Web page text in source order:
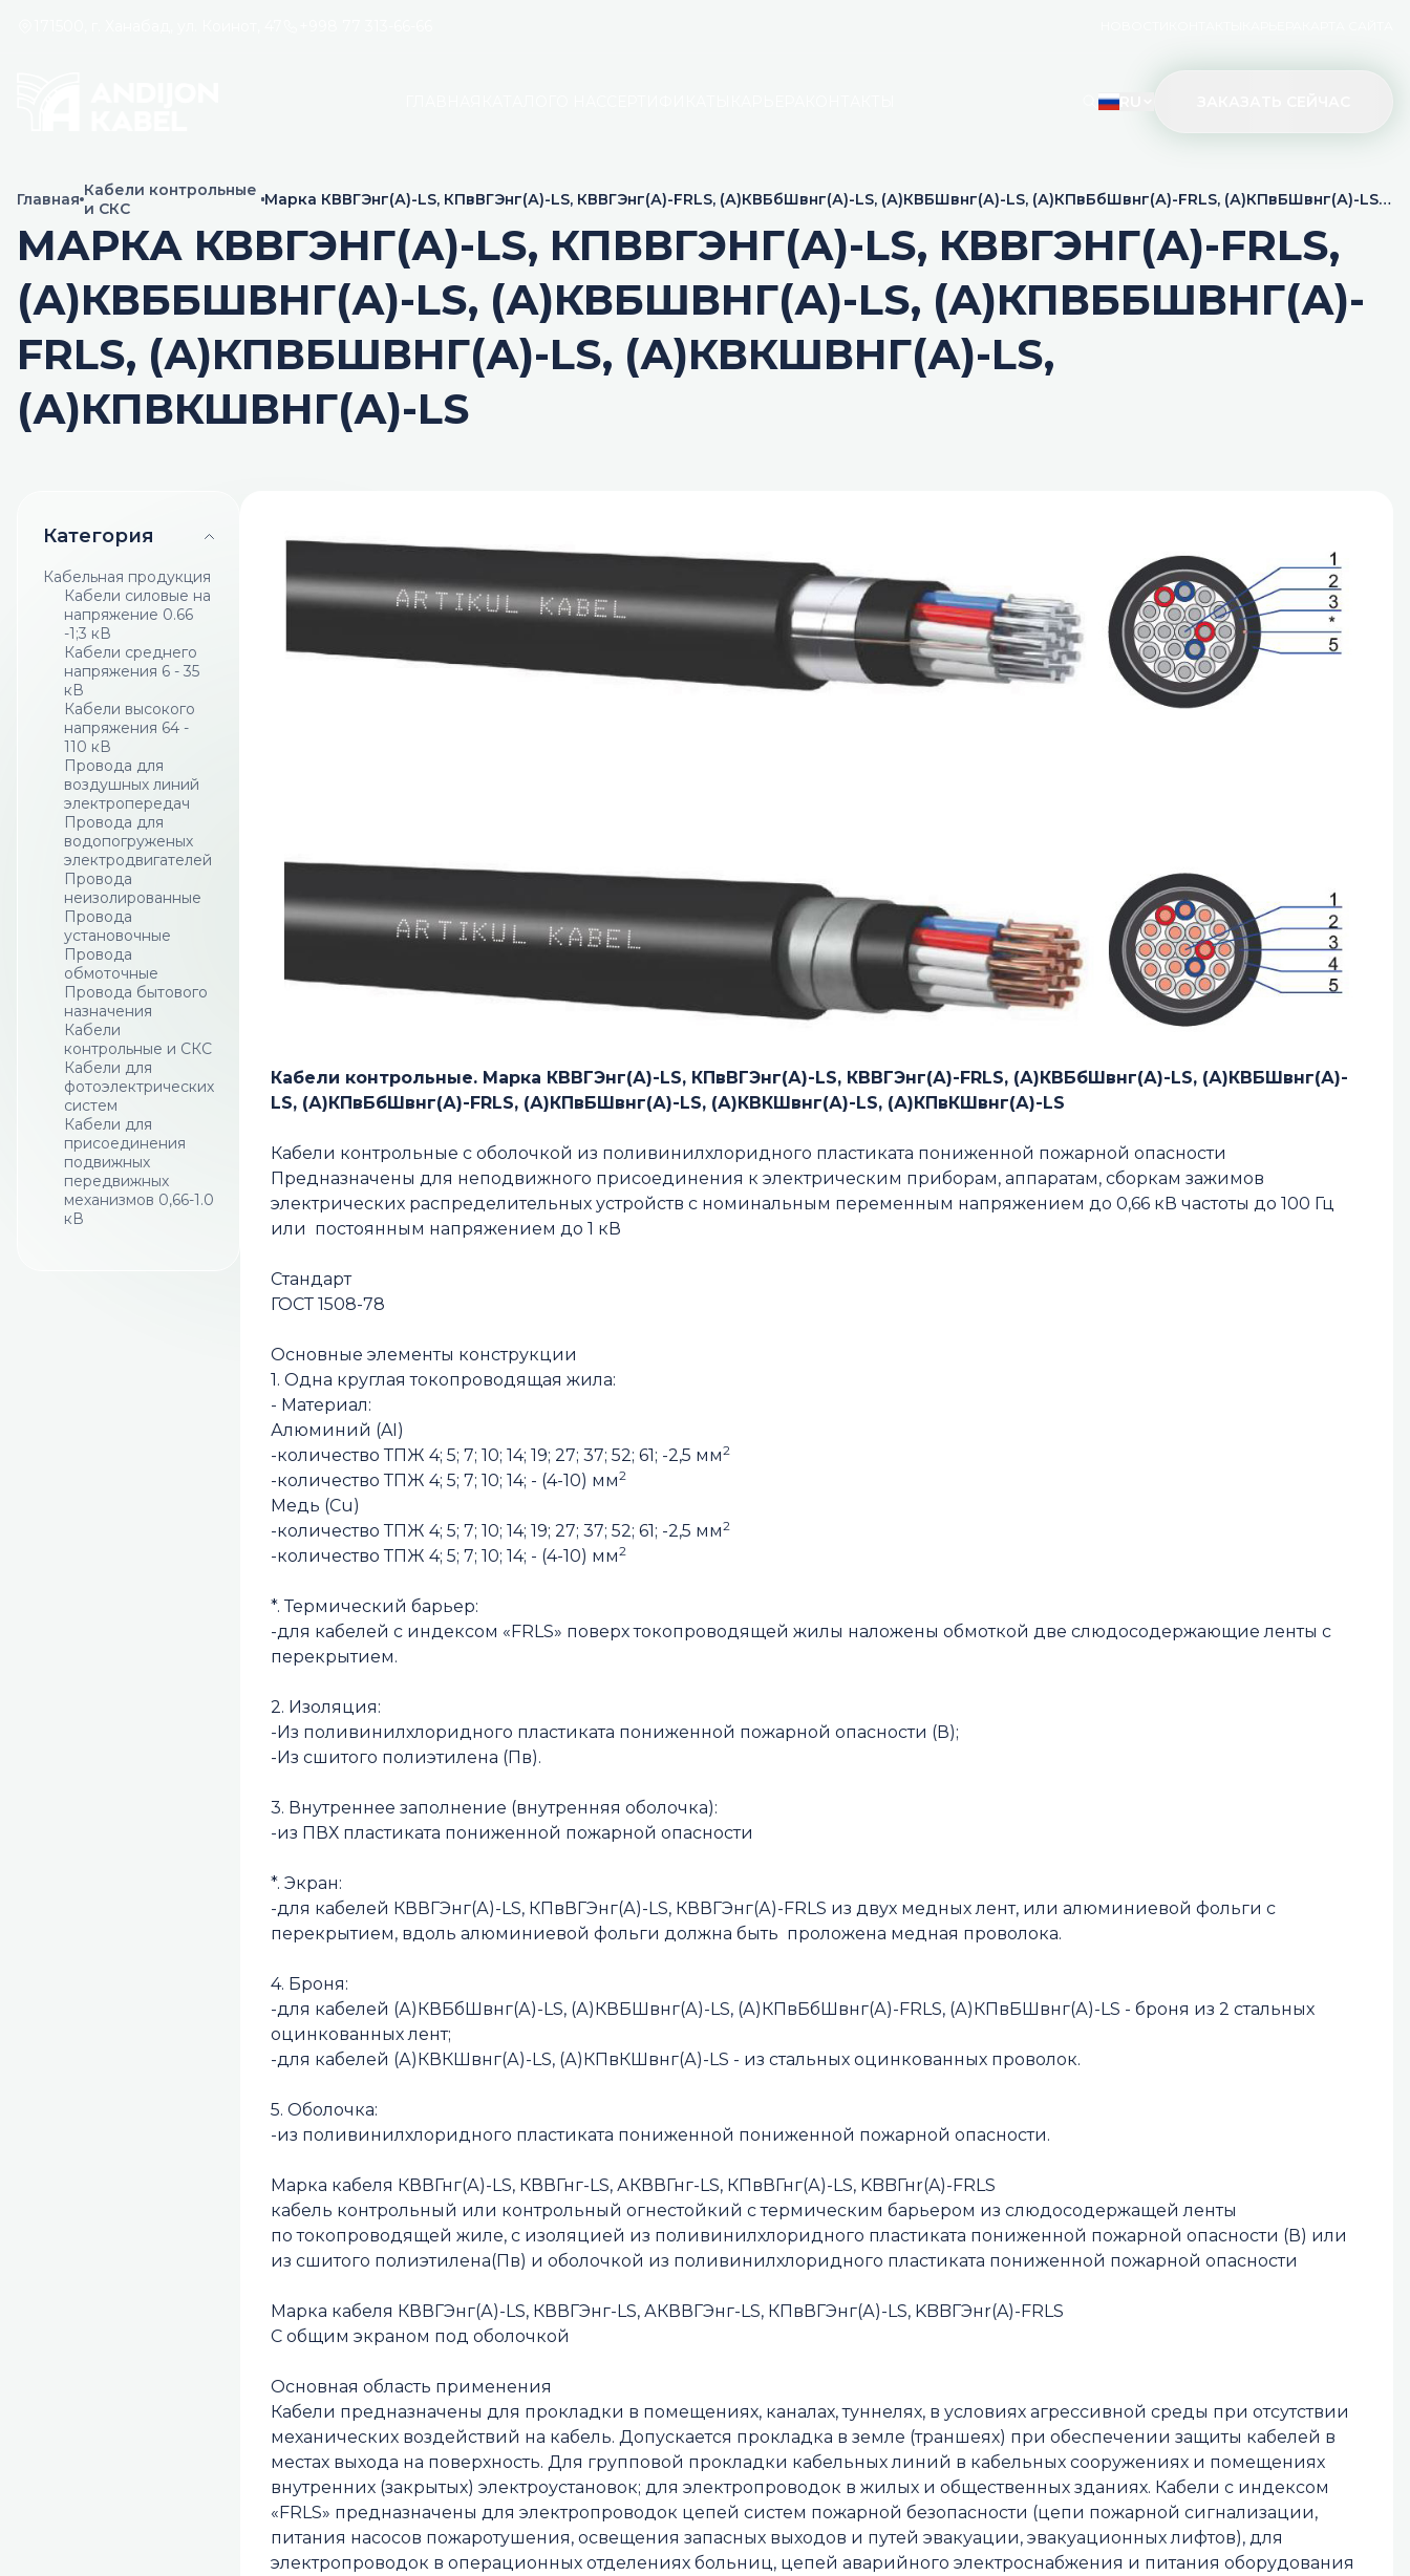
Главная Кабели контрольные
и СКС
Марка КВВГЭнг(А)-LS, КПвВГЭнг(А)-LS, КВВГЭнг(А)-FRLS, (А)КВБбШвнг(А)-LS, (А)КВБШвнг(А)-LS, (А)КПвБбШвнг(А)-FRLS, (А)КПвБШвнг(А)-LS,
МАРКА КВВГЭНГ(А)-LS, КПВВГЭНГ(А)-LS, КВВГЭНГ(А)-FRLS,
(А)КВББШВНГ(А)-LS, (А)КВБШВНГ(А)-LS, (А)КПВББШВНГ(А)-
FRLS, (А)КПВБШВНГ(А)-LS, (А)КВКШВНГ(А)-LS,
(А)КПВКШВНГ(А)-LS
Категория
Кабельная продукция
Кабели силовые на
напряжение 0.66
-1;3 кВ
Кабели среднего
напряжения 6 - 35
кВ
Кабели высокого
напряжения 64 -
110 кВ
Провода для
воздушных линий
электропередач
Провода для
водопогруженых
электродвигателей
Провода
неизолированные
Провода
установочные
Провода
обмоточные
Провода бытового
назначения
Кабели
контрольные и СКС
Кабели для
фотоэлектрических
систем
Кабели для
присоединения
подвижных
передвижных
механизмов 0,66-1.0
кВ
Кабели контрольные. Марка КВВГЭнг(А)-LS, КПвВГЭнг(А)-LS, КВВГЭнг(А)-FRLS, (А)КВБбШвнг(А)-LS, (А)КВБШвнг(А)-
LS, (А)КПвБбШвнг(А)-FRLS, (А)КПвБШвнг(А)-LS, (А)КВКШвнг(А)-LS, (А)КПвКШвнг(А)-LS
Кабели контрольные с оболочкой из поливинилхлоридного пластиката пониженной пожарной опасности
Предназначены для неподвижного присоединения к электрическим приборам, аппаратам, сборкам зажимов
электрических распределительных устройств с номинальным переменным напряжением до 0,66 кВ частоты до 100 Гц
или постоянным напряжением до 1 кВ
Стандарт
ГОСТ 1508-78
Основные элементы конструкции
1. Одна круглая токопроводящая жила:
- Материал:
Алюминий (AI)
-количество ТПЖ 4; 5; 7; 10; 14; 19; 27; 37; 52; 61; -2,5 мм2
-количество ТПЖ 4; 5; 7; 10; 14; - (4-10) мм2
Медь (Cu)
-количество ТПЖ 4; 5; 7; 10; 14; 19; 27; 37; 52; 61; -2,5 мм2
-количество ТПЖ 4; 5; 7; 10; 14; - (4-10) мм2
*. Термический барьер:
-для кабелей с индексом «FRLS» поверх токопроводящей жилы наложены обмоткой две слюдосодержающие ленты с
перекрытием.
2. Изоляция:
-Из поливинилхлоридного пластиката пониженной пожарной опасности (В);
-Из сшитого полиэтилена (Пв).
3. Внутреннее заполнение (внутренняя оболочка):
-из ПВХ пластиката пониженной пожарной опасности
*. Экран:
-для кабелей КВВГЭнг(А)-LS, КПвВГЭнг(А)-LS, КВВГЭнг(А)-FRLS из двух медных лент, или алюминиевой фольги с
перекрытием, вдоль алюминиевой фольги должна быть проложена медная проволока.
4. Броня:
-для кабелей (А)КВБбШвнг(А)-LS, (А)КВБШвнг(А)-LS, (А)КПвБбШвнг(А)-FRLS, (А)КПвБШвнг(А)-LS - броня из 2 стальных
оцинкованных лент;
-для кабелей (А)КВКШвнг(А)-LS, (А)КПвКШвнг(А)-LS - из стальных оцинкованных проволок.
5. Оболочка:
-из поливинилхлоридного пластиката пониженной пониженной пожарной опасности.
Марка кабеля КВВГнг(А)-LS, КВВГнг-LS, АКВВГнг-LS, КПвВГнг(А)-LS, KBBГнr(A)-FRLS
кабель контрольный или контрольный огнестойкий с термическим барьером из слюдосодержащей ленты
по токопроводящей жиле, с изоляцией из поливинилхлоридного пластиката пониженной пожарной опасности (В) или
из сшитого полиэтилена(Пв) и оболочкой из поливинилхлоридного пластиката пониженной пожарной опасности
Марка кабеля КВВГЭнг(А)-LS, КВВГЭнг-LS, АКВВГЭнг-LS, КПвВГЭнг(А)-LS, KBBГЭнr(A)-FRLS
С общим экраном под оболочкой
Основная область применения
Кабели предназначены для прокладки в помещениях, каналах, туннелях, в условиях агрессивной среды при отсутствии
механических воздействий на кабель. Допускается прокладка в земле (траншеях) при обеспечении защиты кабелей в
местах выхода на поверхность. Для групповой прокладки кабельных линий в кабельных сооружениях и помещениях
внутренних (закрытых) электроустановок; для электропроводок в жилых и общественных зданиях. Кабели с индексом
«FRLS» предназначены для электропроводок цепей систем пожарной безопасности (цепи пожарной сигнализации,
питания насосов пожаротушения, освещения запасных выходов и путей эвакуации, эвакуационных лифтов), для
электропроводок в операционных отделениях больниц, цепей аварийного электроснабжения и питания оборудования